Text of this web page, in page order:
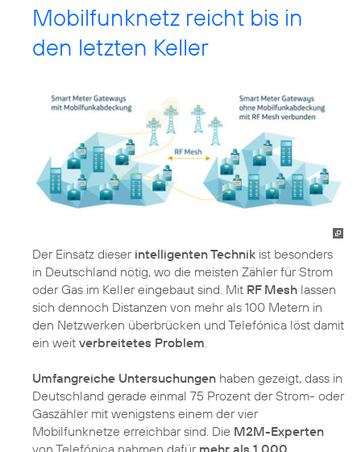
Mobilfunknetz reicht bis in
den letzten Keller
Der Einsatz dieser intelligenten Technik ist besonders
in Deutschland nötig, wo die meisten Zähler für Strom
oder Gas im Keller eingebaut sind. Mit RF Mesh lassen
sich dennoch Distanzen von mehr als 100 Metern in
den Netzwerken überbrücken und Telefónica löst damit
ein weit verbreitetes Problem.
Umfangreiche Untersuchungen haben gezeigt, dass in
Deutschland gerade einmal 75 Prozent der Strom- oder
Gaszähler mit wenigstens einem der vier
Mobilfunknetze erreichbar sind. Die M2M-Experten